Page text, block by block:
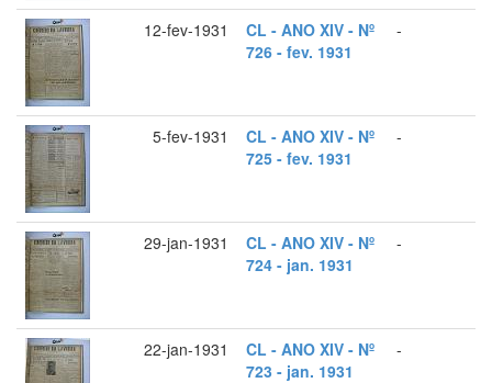
12-fev-1931
CL - ANO XIV - Nº
726 - fev. 1931
-
5-fev-1931
CL - ANO XIV - Nº
725 - fev. 1931
-
29-jan-1931
CL - ANO XIV - Nº
724 - jan. 1931
-
22-jan-1931
CL - ANO XIV - Nº
723 - jan. 1931
-